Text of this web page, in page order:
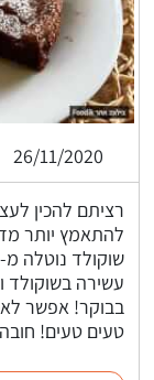
26/11/2020
רציתם להכין
להתאמץ יותר
עשירה בשוקולד
בבוקר! אפשר
טעים טעים!